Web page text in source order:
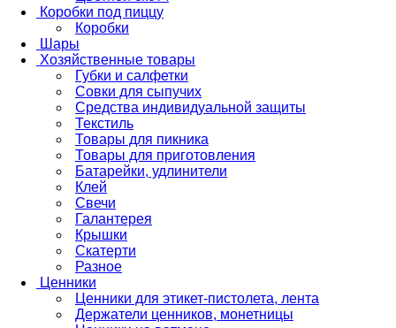
Коробки под пиццу
Коробки
Шары
Хозяйственные товары
Губки и салфетки
Совки для сыпучих
Средства индивидуальной защиты
Текстиль
Товары для пикника
Товары для приготовления
Батарейки, удлинители
Клей
Свечи
Галантерея
Крышки
Скатерти
Разное
Ценники
Ценники для этикет-пистолета, лента
Держатели ценников, монетницы